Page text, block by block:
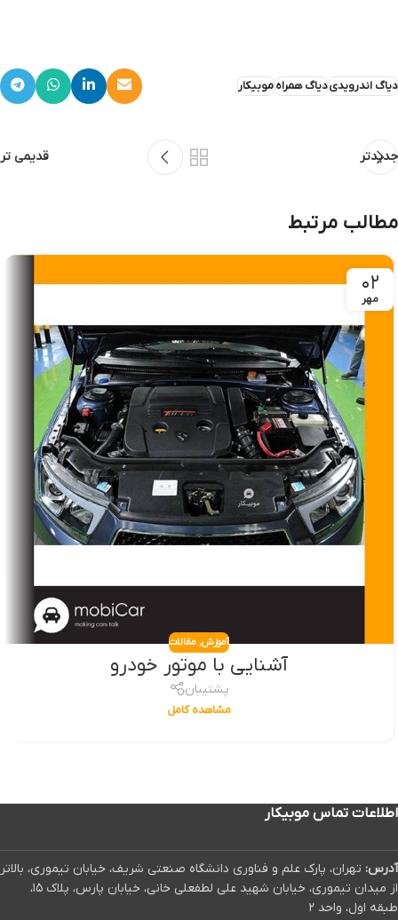
دیاگ اندرویدیدیاگ همراهموبیکار
جدیدتر قدیمی تر
مطالب مرتبط
۰۲
مهر
آموزش, مقالات
آشنایی با موتور خودرو
پشتیبان
مشاهده کامل
اطلاعات تماس موبیکار
آدرس: تهران، پارک علم و فناوری دانشگاه صنعتی شریف، خیابان تیموری، بالاتر
از میدان تیموری، خیابان شهید علی لطفعلی خانی، خیابان پارس، پلاک ۱۵،
طبقه اول، واحد ۲